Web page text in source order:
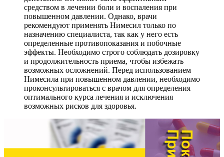
средством в лечении боли и воспаления при
повышенном давлении. Однако, врачи
рекомендуют применять Нимесил только по
назначению специалиста, так как у него есть
определенные противопоказания и побочные
эффекты. Необходимо строго соблюдать дозировку
и продолжительность приема, чтобы избежать
возможных осложнений. Перед использованием
Нимесила при повышенном давлении, необходимо
проконсультироваться с врачом для определения
оптимального курса лечения и исключения
возможных рисков для здоровья.